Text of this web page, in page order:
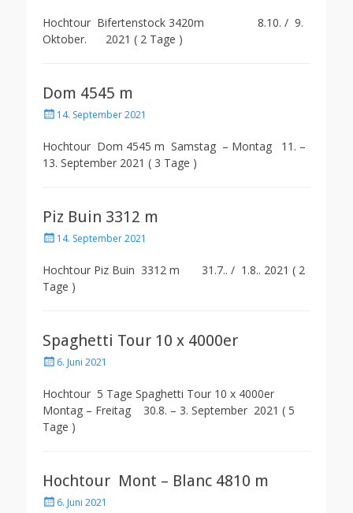
Hochtour Bifertenstock 3420m 8.10. / 9.
Oktober. 2021 ( 2 Tage )
Dom 4545 m
Posted14. September 2021
Hochtour Dom 4545 m Samstag – Montag 11. –
13. September 2021 ( 3 Tage )
Piz Buin 3312 m
Posted14. September 2021
Hochtour Piz Buin 3312 m 31.7.. / 1.8.. 2021 ( 2
Tage )
Spaghetti Tour 10 x 4000er
Posted6. Juni 2021
Hochtour 5 Tage Spaghetti Tour 10 x 4000er
Montag – Freitag 30.8. – 3. September 2021 ( 5
Tage )
Hochtour Mont – Blanc 4810 m
Posted6. Juni 2021